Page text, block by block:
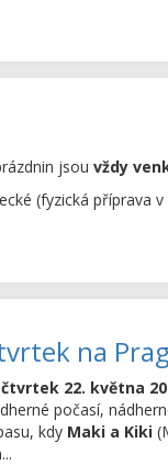
jsou vždy
(fyzická příprava
na
čtvrtek 22. května
počasí,
kdy Maki a Kiki